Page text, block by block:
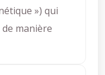
») qui
manière